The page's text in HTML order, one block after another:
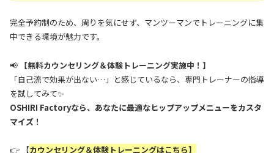
完全予約制のため、周りを気にせず、マンツーマンでトレーニングに集
中できる環境が魅力です。
📢 【無料カウンセリング＆体験トレーニング実施中！】
「自己流で効果が出ない…」と感じているなら、専門トレーナーの指導
を試してみて✨
OSHIRI Factoryなら、あなたに最適なヒップアップメニューをカスタ
マイズ！
👉 【カウンセリング＆体験トレーニングはこちら】